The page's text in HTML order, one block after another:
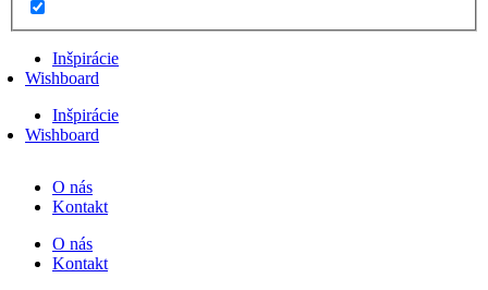
Inšpirácie
Wishboard
Inšpirácie
Wishboard
O nás
Kontakt
O nás
Kontakt